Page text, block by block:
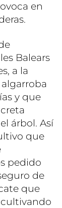
en
Balears
a la
y que
árbol. Así
que
pedido
de
que